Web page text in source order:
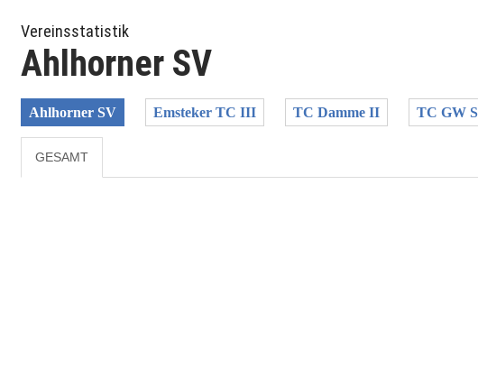
Vereinsstatistik
Ahlhorner SV
Ahlhorner SV Emsteker TC III TC Damme II TC GW
GESAMT